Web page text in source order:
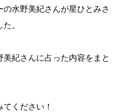
水野美紀さんが星ひとみさ
。
紀さんに占った内容をまと
ください！